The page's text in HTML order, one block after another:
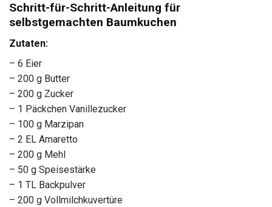
Schritt-für-Schritt-Anleitung für
selbstgemachten Baumkuchen
Zutaten:
– 6 Eier
– 200 g Butter
– 200 g Zucker
– 1 Päckchen Vanillezucker
– 100 g Marzipan
– 2 EL Amaretto
– 200 g Mehl
– 50 g Speisestärke
– 1 TL Backpulver
– 200 g Vollmilchkuvertüre